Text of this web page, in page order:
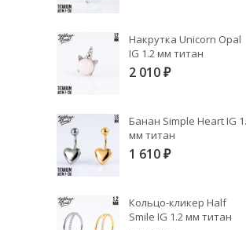
Накрутка Unicorn Opal
IG 1.2 мм титан
2 010 ₽
Банан Simple Heart IG
мм титан
1 610 ₽
Кольцо-кликер Half
Smile IG 1.2 мм титан